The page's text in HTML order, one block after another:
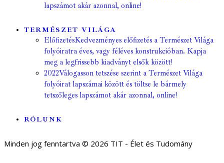
lapszámot akár azonnal, online!
TERMÉSZET VILÁGA
ElőfizetésKedvezményes előfizetés a Természet Világa
folyóiratra éves, vagy féléves konstrukcióban. Kapja
meg a legfrissebb kiadványt elsők között!
2022Válogasson tetszése szerint a Természet Világa
folyóirat lapszámai között és töltse le bármely
tetszőleges lapszámot akár azonnal, online!
RÓLUNK
Minden jog fenntartva © 2026 TIT - Élet és Tudomány